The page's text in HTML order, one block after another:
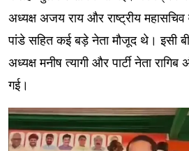
अध्यक्ष अजय राय और राष्ट्रीय
पांडे सहित कई बड़े नेता मौजूद थे। इसी
अध्यक्ष मनीष त्यागी और पार्टी नेता
गई।